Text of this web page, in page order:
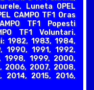
Luneta OPEL
CAMPO TF1 Oras
TF1 Popesti
TF1 Voluntari.
1982, 1983, 1984,
1990, 1991, 1992,
1998, 1999, 2000,
2006, 2007, 2008,
2014, 2015, 2016,